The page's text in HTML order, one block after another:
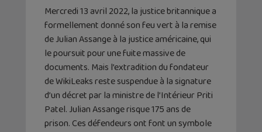
Mercredi 13 avril 2022, la justice britannique a
formellement donné son feu vert à la remise
de Julian Assange à la justice américaine, qui
le poursuit pour une fuite massive de
documents. Mais l’extradition du fondateur
de WikiLeaks reste suspendue à la signature
d’un décret par la ministre de l’Intérieur Priti
Patel. Julian Assange risque 175 ans de
prison. Ces défendeurs ont font un symbole